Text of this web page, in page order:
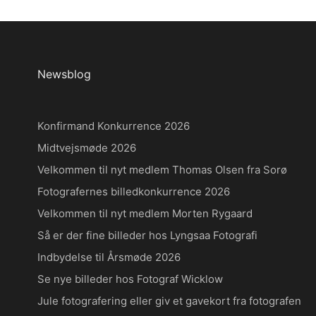
Newsblog
Konfirmand Konkurrence 2026
Midtvejsmøde 2026
Velkommen til nyt medlem Thomas Olsen fra Sorø
Fotografernes billedkonkurrence 2026
Velkommen til nyt medlem Morten Rygaard
Så er der fine billeder hos Lyngsaa Fotografi
Indbydelse til Årsmøde 2026
Se nye billeder hos Fotograf Wicklow
Jule fotografering eller giv et gavekort fra fotografen